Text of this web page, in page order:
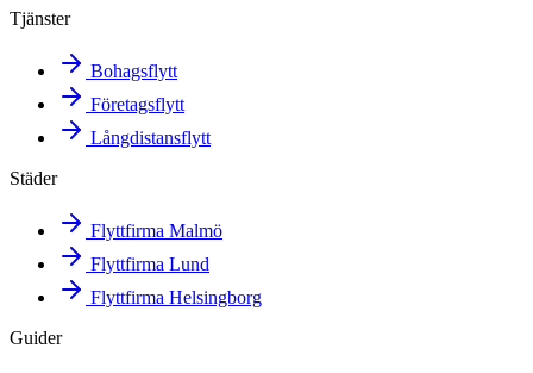
Tjänster
Bohagsflytt
Företagsflytt
Långdistansflytt
Städer
Flyttfirma Malmö
Flyttfirma Lund
Flyttfirma Helsingborg
Guider